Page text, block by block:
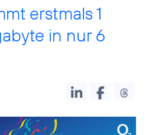
erstmals 1
in nur 6